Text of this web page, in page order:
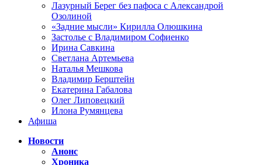
Лазурный Берег без пафоса с Александрой
Озолиной
«Задние мысли» Кирилла Олюшкина
Застолье с Владимиром Софиенко
Ирина Савкина
Светлана Артемьева
Наталья Мешкова
Владимир Берштейн
Екатерина Габалова
Олег Липовецкий
Илона Румянцева
Афиша
Новости
Анонс
Хроника